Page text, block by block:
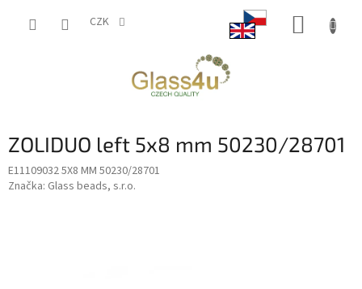
CZK
ZOLIDUO left 5x8 mm 50230/28701
E11109032 5X8 MM 50230/28701
Značka: Glass beads, s.r.o.